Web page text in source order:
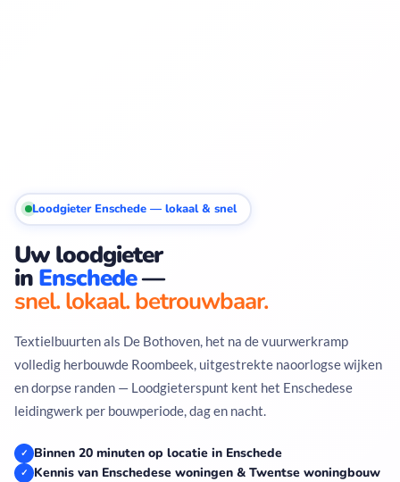
Loodgieter Enschede — lokaal & snel
Uw loodgieter
in Enschede—
snel. lokaal. betrouwbaar.
Textielbuurten als De Bothoven, het na de vuurwerkramp
volledig herbouwde Roombeek, uitgestrekte naoorlogse wijken
en dorpse randen — Loodgieterspunt kent het Enschedese
leidingwerk per bouwperiode, dag en nacht.
✓ Binnen 20 minuten op locatie in Enschede
✓ Kennis van Enschedese woningen & Twentse woningbouw